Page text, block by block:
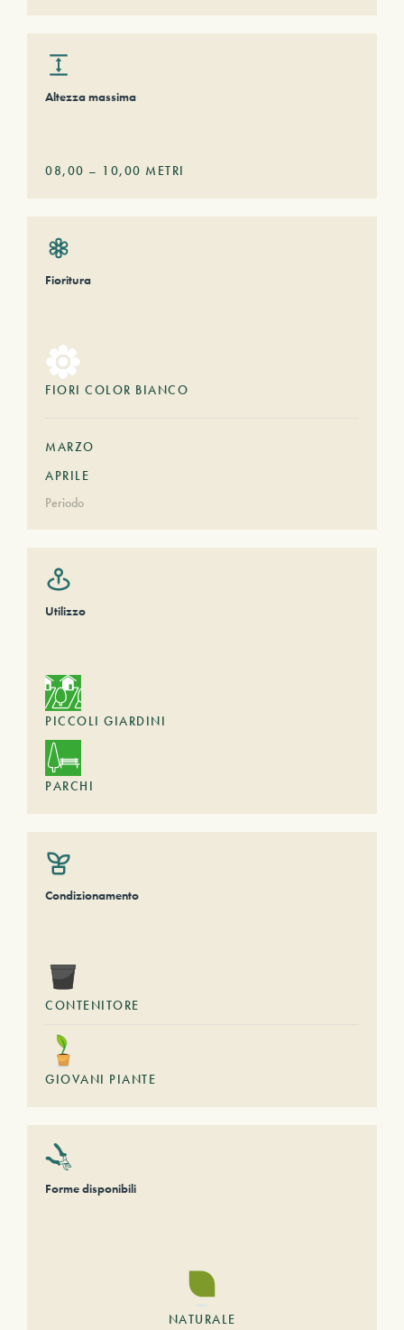
Altezza massima
08,00 – 10,00 METRI
Fioritura
FIORI COLOR BIANCO
MARZO
APRILE
Periodo
Utilizzo
PICCOLI GIARDINI
PARCHI
Condizionamento
CONTENITORE
GIOVANI PIANTE
Forme disponibili
NATURALE